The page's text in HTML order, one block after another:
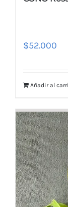
$52.000
Añadir al